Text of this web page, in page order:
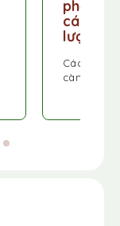
phổ
cách
lượng
Các loại
càng